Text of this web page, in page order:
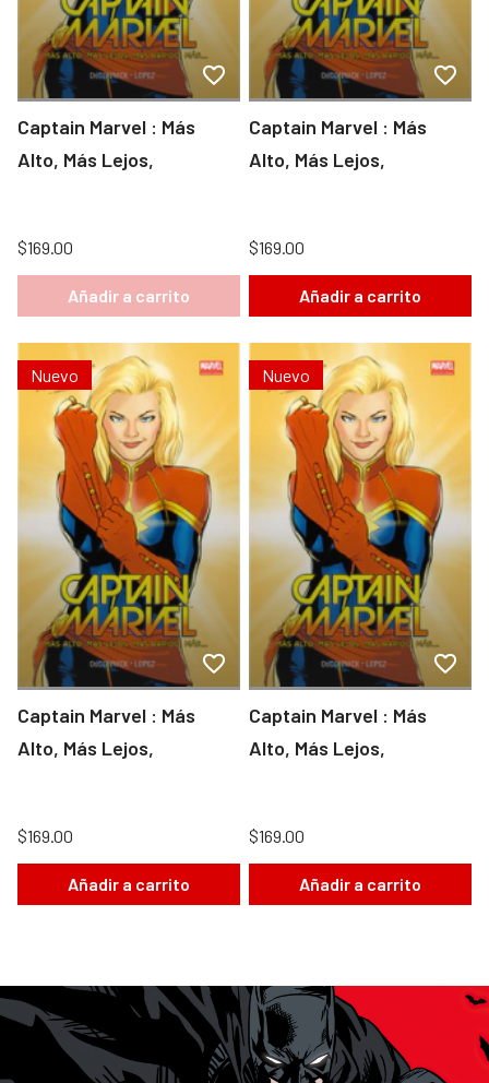
Captain Marvel : Más
Alto, Más Lejos,
$169.00
Añadir a carrito
Captain Marvel : Más
Alto, Más Lejos,
$169.00
Añadir a carrito
Nuevo
Captain Marvel : Más
Alto, Más Lejos,
$169.00
Añadir a carrito
Nuevo
Captain Marvel : Más
Alto, Más Lejos,
$169.00
Añadir a carrito